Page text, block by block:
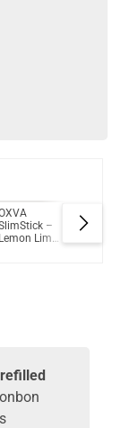
–
Lemon Lime
OXVA